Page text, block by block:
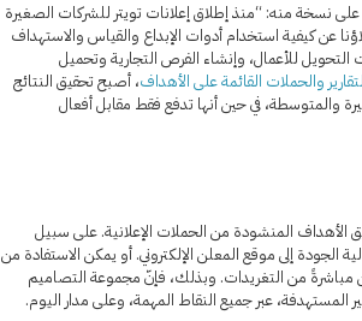
على نسخة منه: “منذ إطلاق إعلانات تويتر للشركات الصغيرة
عن كيفية استخدام أدوات الإبداع والقياس والاستهداف
التحويل للأعمال، وإنشاء الفرص التجارية وتحميل
والحملات القائمة على الأهداف، أصبح تحقيق النتائج
والمتوسطة، في حين أنها تدفع فقط مقابل أفعال
الأهداف المنشودة من الحملات الإعلانية. على سبيل
الجودة إلى موقع المعلن الإلكتروني. أو يمكن الاستفادة من
مباشرةً من التغريدات. وبذلك، فإنّ مجموعة التصاميم
المستهدفة، عبر جميع النقاط المهمة، وعلى مدار اليوم.